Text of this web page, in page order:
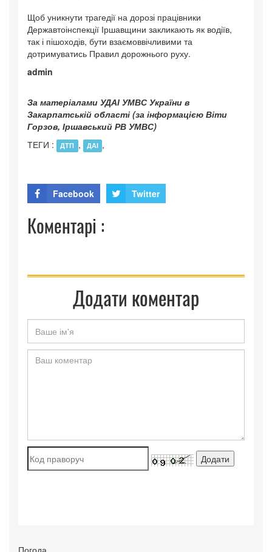
Щоб уникнути трагедії на дорозі працівники
Державтоінспекції Іршавщини закликають як водіїв,
так і пішоходів, бути взаємоввічливими та
дотримуватись Правил дорожнього руху.
admin
За матеріалами УДАІ УМВС України в
Закарпатській області (за інформацією Віти
Горзов, Іршавський РВ УМВС)
ТЕГИ :
ДТП , ДАІ ,
Facebook Twitter
Коментарі :
Додати коментар